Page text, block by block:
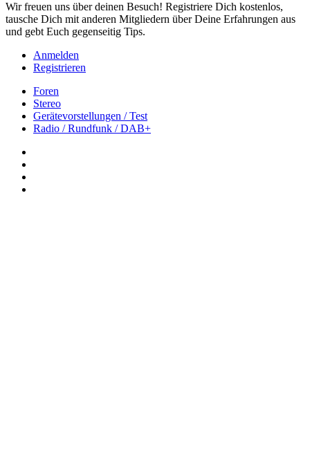
Wir freuen uns über deinen Besuch! Registriere Dich kostenlos,
tausche Dich mit anderen Mitgliedern über Deine Erfahrungen aus
und gebt Euch gegenseitig Tips.
Anmelden
Registrieren
Foren
Stereo
Gerätevorstellungen / Test
Radio / Rundfunk / DAB+